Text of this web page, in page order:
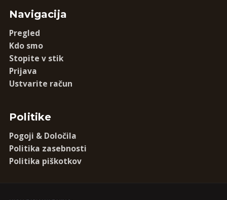
Navigacija
Pregled
Kdo smo
Stopite v stik
Prijava
Ustvarite račun
Politike
Pogoji & Določila
Politika zasebnosti
Politika piškotkov